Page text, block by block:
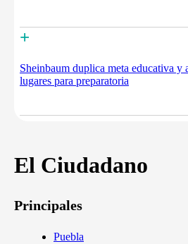
+
Sheinbaum duplica meta educativa y
lugares para preparatoria
El Ciudadano
Principales
Puebla